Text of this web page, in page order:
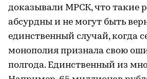
доказывали МРСК, что такие
абсурдны и не могут быть
единственный случай, когда
монополия признала свою
полгода. Единственный из